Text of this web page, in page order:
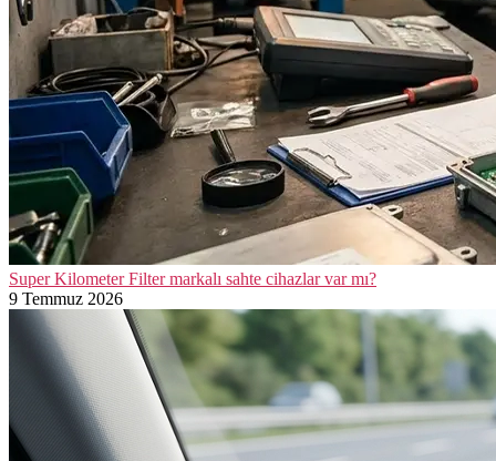
Super Kilometer Filter markalı sahte cihazlar var mı?
9 Temmuz 2026